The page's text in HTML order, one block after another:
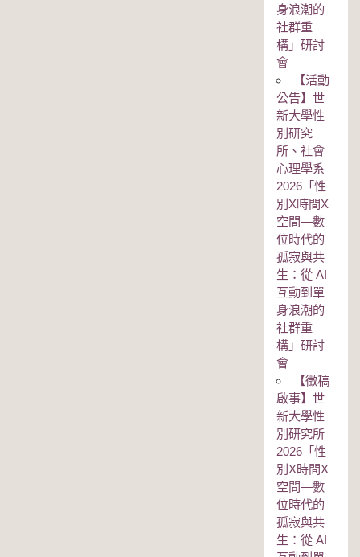
身浪潮的
社群重
構」研討
會
【活動
公告】世
新大學性
別研究
所、社會
心理學系
2026「性
別Χ時間Χ
空間—數
位時代的
孤寂與共
生：從 AI
互動到單
身浪潮的
社群重
構」研討
會
【徵稿
啟事】世
新大學性
別研究所
2026「性
別Χ時間Χ
空間—數
位時代的
孤寂與共
生：從 AI